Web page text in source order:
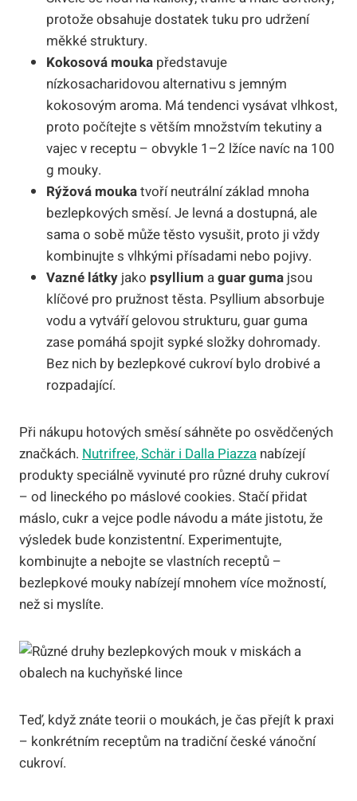
protože obsahuje dostatek tuku pro udržení
měkké struktury.
Kokosová mouka představuje
nízkosacharidovou alternativu s jemným
kokosovým aroma. Má tendenci vysávat vlhkost,
proto počítejte s větším množstvím tekutiny a
vajec v receptu – obvykle 1–2 lžíce navíc na 100
g mouky.
Rýžová moukatvoří neutrální základ mnoha
bezlepkových směsí. Je levná a dostupná, ale
sama o sobě může těsto vysušit, proto ji vždy
kombinujte s vlhkými přísadami nebo pojivy.
Vazné látky jako psyllium aguar guma jsou
klíčové pro pružnost těsta. Psyllium absorbuje
vodu a vytváří gelovou strukturu, guar guma
zase pomáhá spojit sypké složky dohromady.
Bez nich by bezlepkové cukroví bylo drobivé a
rozpadající.
Při nákupu hotových směsí sáhněte po osvědčených
značkách. Nutrifree, Schär i Dalla Piazza nabízejí
produkty speciálně vyvinuté pro různé druhy cukroví
– od lineckého po máslové cookies. Stačí přidat
máslo, cukr a vejce podle návodu a máte jistotu, že
výsledek bude konzistentní. Experimentujte,
kombinujte a nebojte se vlastních receptů –
bezlepkové mouky nabízejí mnohem více možností,
než si myslíte.
Teď, když znáte teorii o moukách, je čas přejít k praxi
– konkrétním receptům na tradiční české vánoční
cukroví.